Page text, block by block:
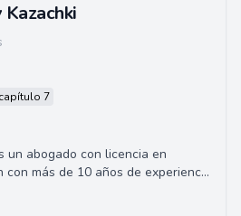
7
un abogado con licencia en
más de 10 años de experiencia